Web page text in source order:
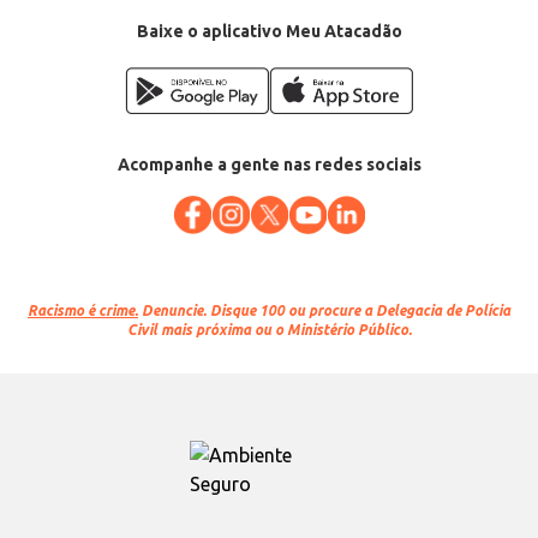
Baixe o aplicativo Meu Atacadão
Acompanhe a gente nas redes sociais
Racismo é crime. Denuncie. Disque 100 ou procure a Delegacia de Polícia
Civil mais próxima ou o Ministério Público.